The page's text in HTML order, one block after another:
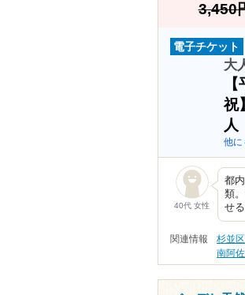
3,450
電子チケット
大
祝
人
他に
40代 女性
都
類
せ
関連情報 杉並
南阿